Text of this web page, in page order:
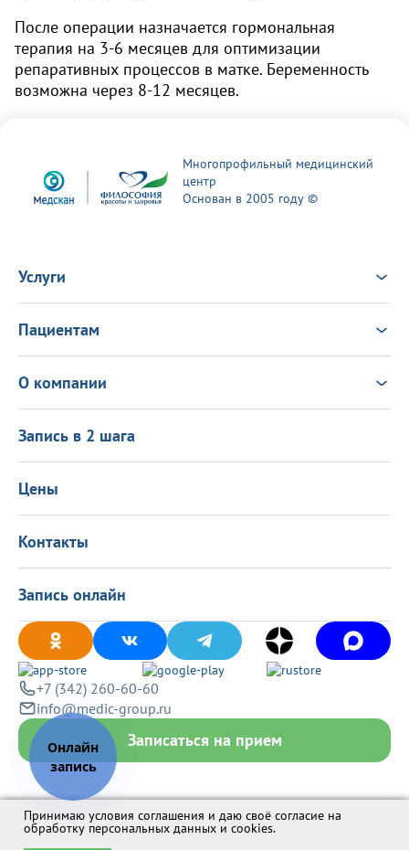
После операции назначается гормональная
терапия на 3-6 месяцев для оптимизации
репаративных процессов в матке. Беременность
возможна через 8-12 месяцев.
Многопрофильный медицинский
центр
Основан в 2005 году ©
Услуги
Врачи
Консультация Онлайн
Выезд врача на дом
Пациентам
Новости
Политика в области качества
Подарочные сертификаты
Программа лояльности
О компании
Информация для пациентов
Лицензиии
Вакансии
Политика конфиденциальности
Запись в 2 шага
Цены
Контакты
Запись онлайн
+7 (342) 260-60-60
info@medic-group.ru
Записаться на прием
Принимаю условия соглашения и даю своё согласие на
обработку персональных данных и cookies.